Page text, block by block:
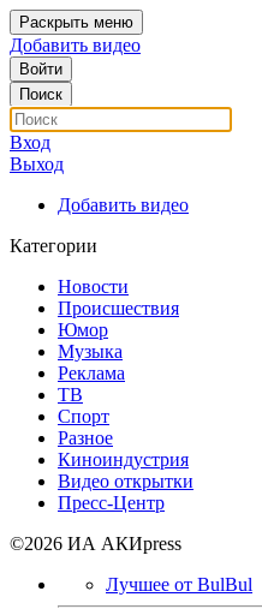
Раскрыть меню
Добавить видео
Войти
Поиск
Вход
Выход
Добавить видео
Категории
Новости
Происшествия
Юмор
Музыка
Реклама
ТВ
Спорт
Разное
Киноиндустрия
Видео открытки
Пресс-Центр
©2026 ИА АКИpress
Лучшее от BulBul